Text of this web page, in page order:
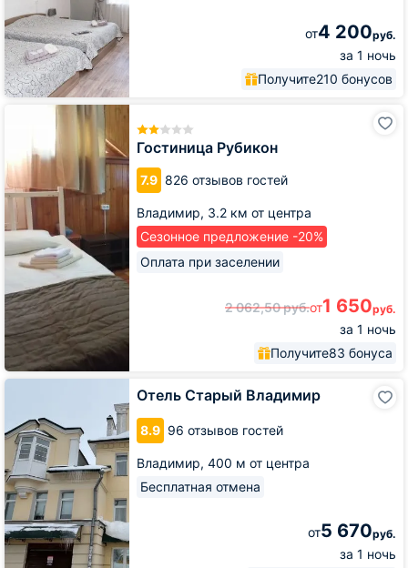
от4 200руб.
за 1 ночь
Получите210 бонусов
Гостиница Рубикон
7.9 826 отзывов гостей
Владимир, 3.2 км от центра
Сезонное предложение -20%
Оплата при заселении
2 062,50руб.от1 650руб.
за 1 ночь
Получите83 бонуса
Гостиница
Отель Старый Владимир
8.9 96 отзывов гостей
Владимир, 400 м от центра
Бесплатная отмена
от5 670руб.
за 1 ночь
Отель
Владимир